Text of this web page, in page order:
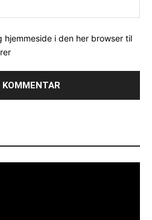
hjemmeside i den her browser til